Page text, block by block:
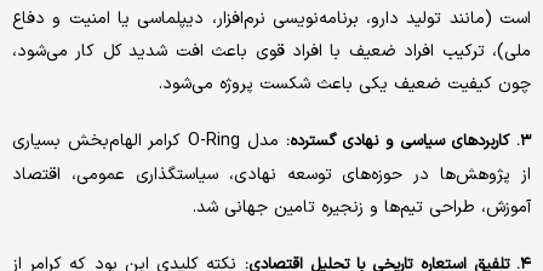
است (مانند تولید دارو، برنامه‌نویسی نرم‌افزار، دیپلماسی یا امنیت و دفاع
ملی)، ترکیب افراد ضعیف با افراد قوی باعث افت شدید کل کار می‌شود،
چون کیفیت ضعیف یکی باعث شکست پروژه می‌شود.
۳. کاربردهای سیاسی و نهادی گسترده:
مدل O-Ring کرامر الهام‌بخش بسیاری
از پژوهش‌ها در حوزه‌های توسعه نهادی، سیاستگذاری عمومی، اقتصاد
آموزش، طراحی تیم‌ها و زنجیره تامین جهانی شد.
۴. تلفیق استعاره تاریخی با تحلیل اقتصادی:
نکته کلیدی این بود که کرامر از